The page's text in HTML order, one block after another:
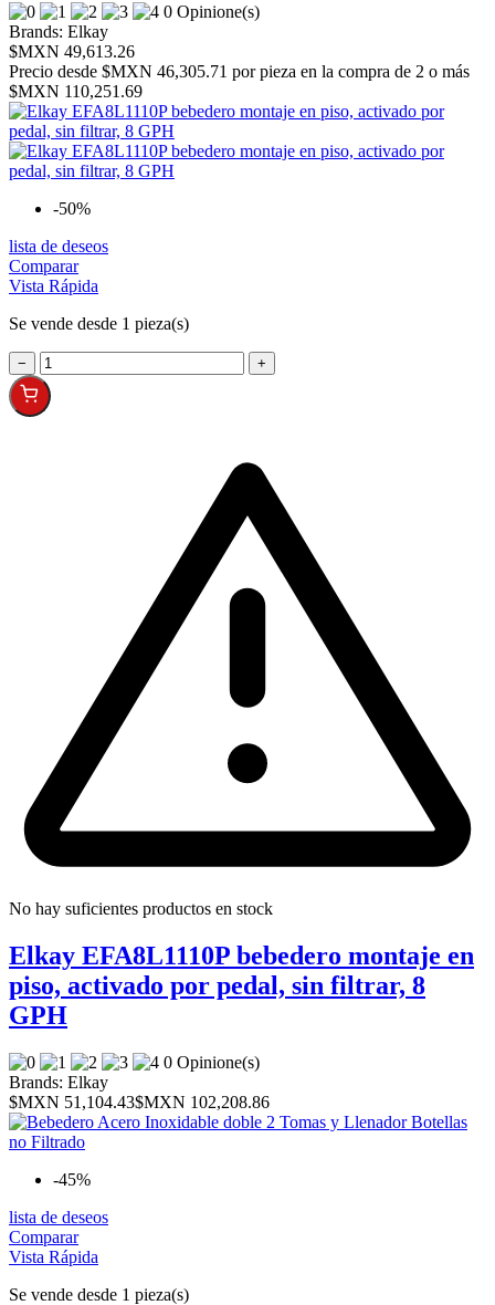
0 Opinione(s)
Brands: Elkay
$MXN 49,613.26
Precio desde $MXN 46,305.71 por pieza en la compra de 2 o más
$MXN 110,251.69
-50%
lista de deseos
Comparar
Vista Rápida
Se vende desde 1 pieza(s)
− +
No hay suficientes productos en stock
Elkay EFA8L1110P bebedero montaje en
piso, activado por pedal, sin filtrar, 8
GPH
0 Opinione(s)
Brands: Elkay
$MXN 51,104.43$MXN 102,208.86
-45%
lista de deseos
Comparar
Vista Rápida
Se vende desde 1 pieza(s)